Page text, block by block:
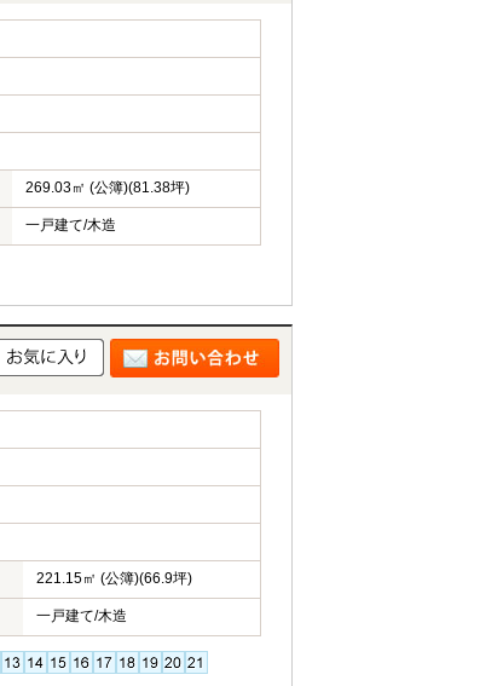
269.03㎡ (公簿)(81.38坪)
一戸建て/木造
221.15㎡ (公簿)(66.9坪)
一戸建て/木造